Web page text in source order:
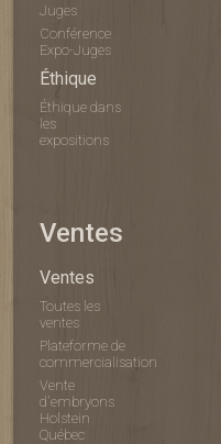
Juges
Conférence
Expo-Juges
Éthique
Éthique dans
les
expositions
Ventes
Ventes
Toutes les
ventes
Plateforme de
commercialisation
Vente
d'embryons
Holstein
Québec